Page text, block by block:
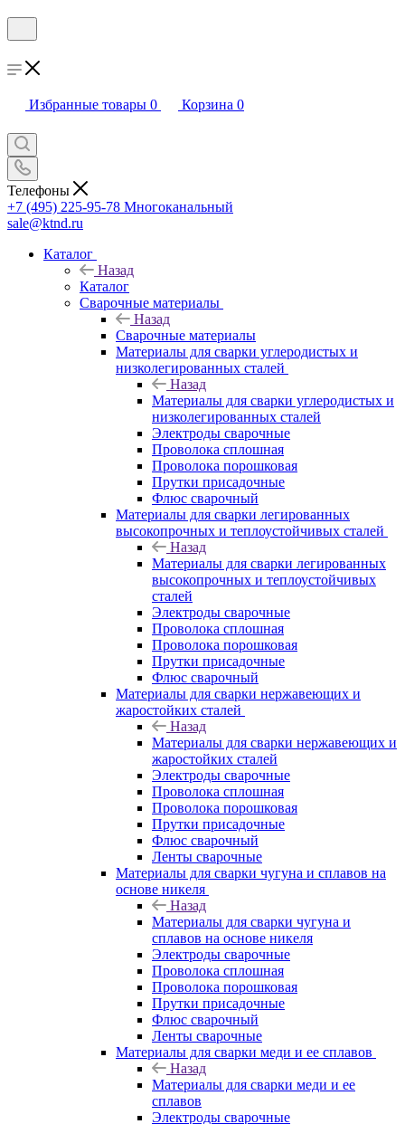
Избранные товары 0 Корзина 0
Телефоны
+7 (495) 225-95-78 Многоканальный
sale@ktnd.ru
Каталог
Назад
Каталог
Сварочные материалы
Назад
Сварочные материалы
Материалы для сварки углеродистых и
низколегированных сталей
Назад
Материалы для сварки углеродистых и
низколегированных сталей
Электроды сварочные
Проволока сплошная
Проволока порошковая
Прутки присадочные
Флюс сварочный
Материалы для сварки легированных
высокопрочных и теплоустойчивых сталей
Назад
Материалы для сварки легированных
высокопрочных и теплоустойчивых
сталей
Электроды сварочные
Проволока сплошная
Проволока порошковая
Прутки присадочные
Флюс сварочный
Материалы для сварки нержавеющих и
жаростойких сталей
Назад
Материалы для сварки нержавеющих и
жаростойких сталей
Электроды сварочные
Проволока сплошная
Проволока порошковая
Прутки присадочные
Флюс сварочный
Ленты сварочные
Материалы для сварки чугуна и сплавов на
основе никеля
Назад
Материалы для сварки чугуна и
сплавов на основе никеля
Электроды сварочные
Проволока сплошная
Проволока порошковая
Прутки присадочные
Флюс сварочный
Ленты сварочные
Материалы для сварки меди и ее сплавов
Назад
Материалы для сварки меди и ее
сплавов
Электроды сварочные